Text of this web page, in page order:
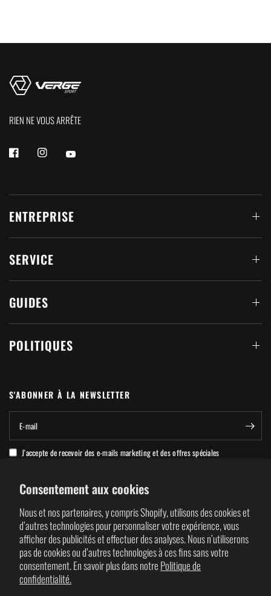
Consentement aux cookies
Nous et nos partenaires, y compris Shopify, utilisons des cookies et
d’autres technologies pour personnaliser votre expérience, vous
afficher des publicités et effectuer des analyses. Nous n’utiliserons
pas de cookies ou d’autres technologies à ces fins sans votre
consentement. En savoir plus dans notre Politique de
confidentialité.
RIEN NE VOUS ARRÊTE
ENTREPRISE
SERVICE
GUIDES
POLITIQUES
S'ABONNER À LA NEWSLETTER
E-mail
J'accepte de recevoir des e-mails marketing et des offres spéciales
REGION: GLOBAL / USA
Click to change location
Mettre
Mettre